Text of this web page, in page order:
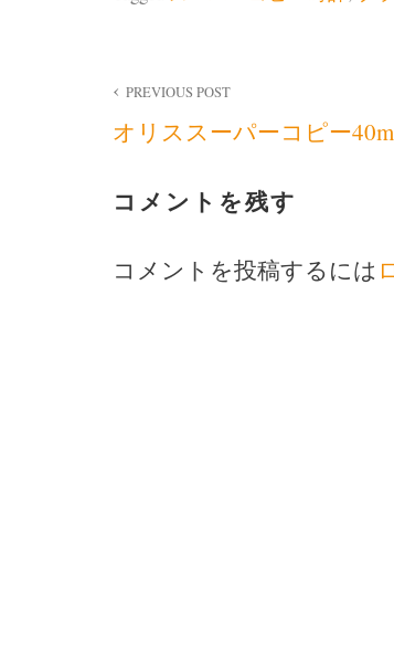
投
稿
ナ
ゲ
PREVIOUS POST
オリススーパーコピー
コメントを残す
コメントを投稿するには